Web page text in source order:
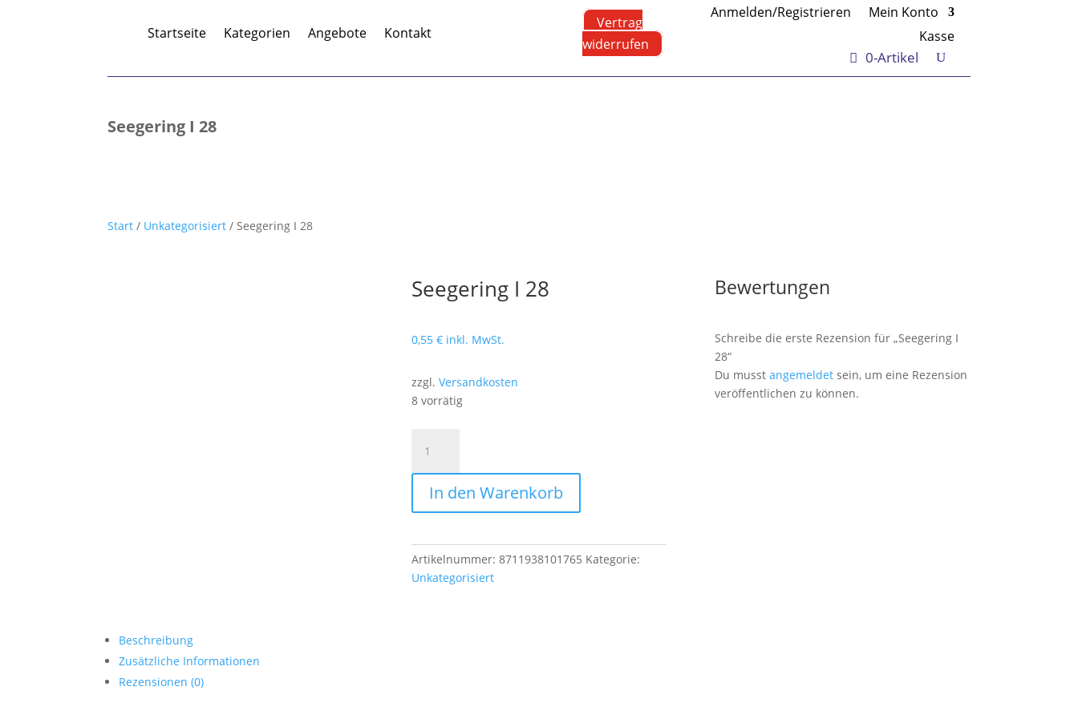
Startseite Kategorien Angebote Kontakt
Vertrag
widerrufen
Anmelden/Registrieren
Mein Konto
Kasse
0-Artikel
Seegering I 28
Start / Unkategorisiert / Seegering I 28
Seegering I 28
0,55 € inkl. MwSt.
zzgl. Versandkosten
8 vorrätig
28
MengeIn den Warenkorb
Artikelnummer: 8711938101765 Kategorie:
Unkategorisiert
Bewertungen
Schreibe die erste Rezension für „Seegering I
28“
Du musst angemeldetsein, um eine Rezension
veröffentlichen zu können.
Beschreibung
Zusätzliche Informationen
Rezensionen (0)